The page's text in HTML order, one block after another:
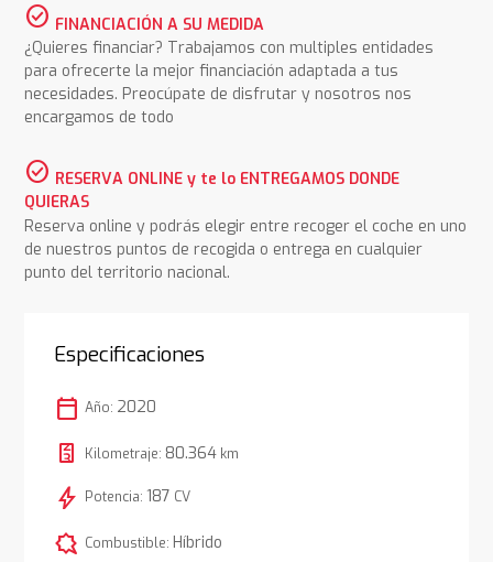
check_circle FINANCIACIÓN A SU MEDIDA
¿Quieres financiar? Trabajamos con multiples entidades
para ofrecerte la mejor financiación adaptada a tus
necesidades. Preocúpate de disfrutar y nosotros nos
encargamos de todo
check_circle RESERVA ONLINE y te lo ENTREGAMOS DONDE
QUIERAS
Reserva online y podrás elegir entre recoger el coche en uno
de nuestros puntos de recogida o entrega en cualquier
punto del territorio nacional.
Especificaciones
calendar_today Año: 2020
Kilometraje: 80.364km
bolt Potencia: 187 CV
comic_bubble Combustible: Híbrido